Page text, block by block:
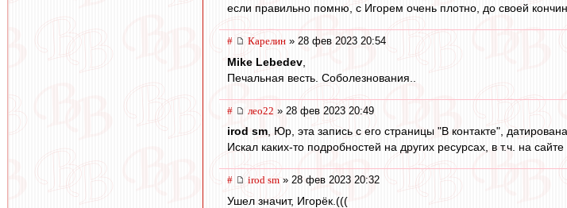
если правильно помню, с Игорем очень плотно, до своей
# Карелин » 28 фев 2023 20:54
Mike Lebedev
Печальная весть. Соболезнования..
# лео22 » 28 фев 2023 20:49
irod sm, Юр, эта запись с его страницы "В контакте",
Искал каких-то подробностей на других ресурсах, в т.ч. на
# irod sm » 28 фев 2023 20:32
Ушел значит, Игорёк.(((